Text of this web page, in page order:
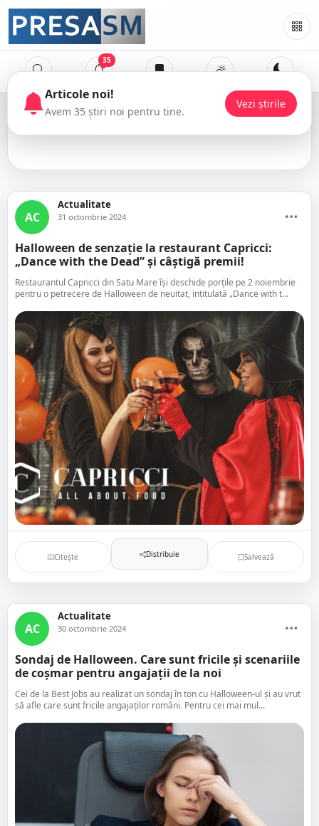
35
Halloween
AC
Actualitate
31 octombrie 2024
Halloween de senzație la restaurant Capricci:
„Dance with the Dead” și câștigă premii!
Restaurantul Capricci din Satu Mare își deschide porțile pe 2 noiembrie
pentru o petrecere de Halloween de neuitat, intitulată „Dance with t...
Citește Distribuie Salvează
AC
Actualitate
30 octombrie 2024
Sondaj de Halloween. Care sunt fricile și scenariile
de coșmar pentru angajații de la noi
Cei de la Best Jobs au realizat un sondaj în ton cu Halloween-ul și au vrut
să afle care sunt fricile angajaților români. Pentru cei mai mul...
Articole noi!
Avem 35 știri noi pentru tine.
Vezi știrile